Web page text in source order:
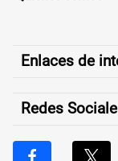
Enlaces de
Redes